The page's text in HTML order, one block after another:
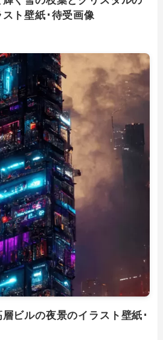
ト壁紙･待受画像
ビルの夜景のイラスト壁紙･